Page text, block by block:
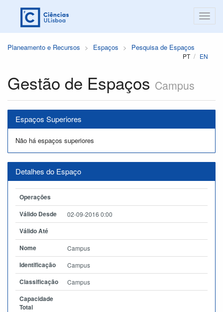
Planeamento e Recursos Espaços Pesquisa de Espaços
PT EN
Gestão de Espaços Campus
Espaços Superiores
Não há espaços superiores
Detalhes do Espaço
Operações
Válido Desde
02-09-2016 0:00
Válido Até
Nome
Campus
Identificação Campus
Classificação Campus
Capacidade
Total